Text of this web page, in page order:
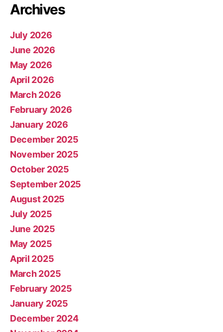
Archives
July 2026
June 2026
May 2026
April 2026
March 2026
February 2026
January 2026
December 2025
November 2025
October 2025
September 2025
August 2025
July 2025
June 2025
May 2025
April 2025
March 2025
February 2025
January 2025
December 2024